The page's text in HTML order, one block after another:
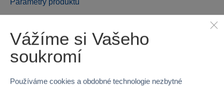
Parametry produktu
EAN 8592525670858
Kód produktu
Vážíme si Vašeho
soukromí
Používáme cookies a obdobné technologie nezbytné